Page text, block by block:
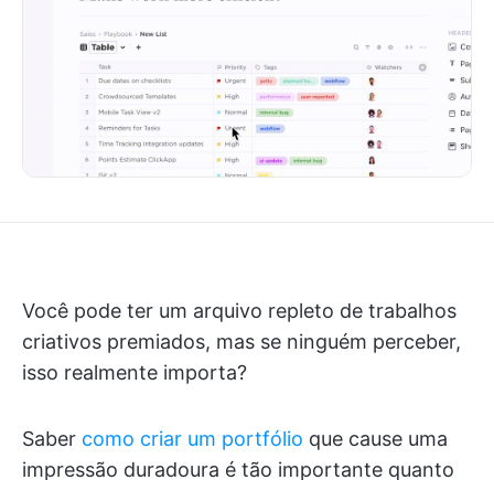
Você pode ter um arquivo repleto de trabalhos
criativos premiados, mas se ninguém perceber,
isso realmente importa?
Saber como criar um portfólio que cause uma
impressão duradoura é tão importante quanto